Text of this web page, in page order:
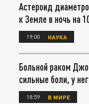
Астероид
к Земле в ночь на
19:00 НАУКА
Больной раком
сильные боли, у
18:59 В МИРЕ